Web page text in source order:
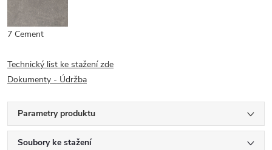
7 Cement
Technický list ke stažení zde
Dokumenty - Údržba
Parametry produktu
Soubory ke stažení